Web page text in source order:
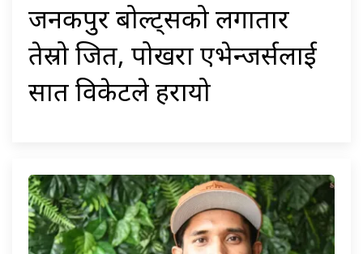
जनकपुर बोल्ट्सको लगातार
तेस्रो जित, पोखरा एभेन्जर्सलाई
सात विकेटले हरायो